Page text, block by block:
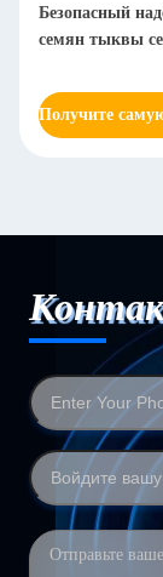
Безопасный
семян тыквы
Получите